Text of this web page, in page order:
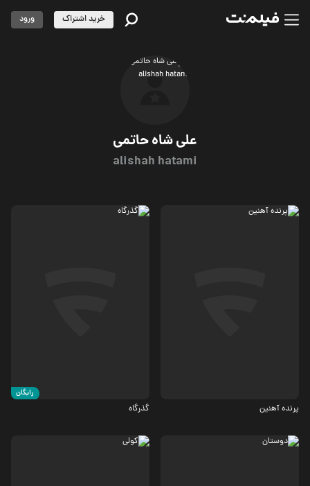
علی شاه حاتمی
alishah hatami
خرید اشتراک ورود
پرنده آهنین
رایگان
گذرگاه